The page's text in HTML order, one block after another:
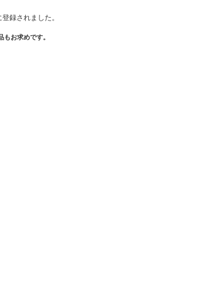
録されました。
お求めです。